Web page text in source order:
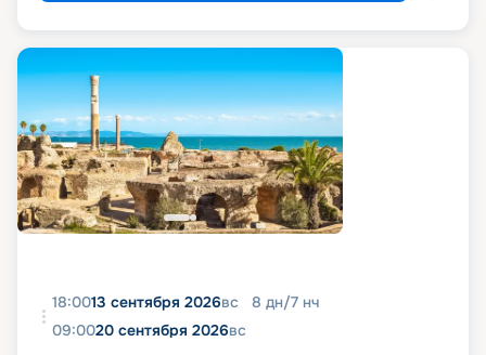
18:0013 сентября 2026вс 8 дн/7 нч
09:0020 сентября 2026вс